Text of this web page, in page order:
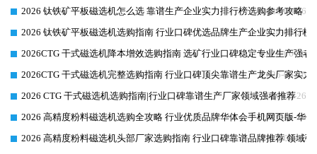
2026-06-26
2026 钛铁矿平板磁选机怎么选 靠谱生产企业实力排行榜选购参考攻略
2026-06-26
2026 钛铁矿平板磁选机选购指南 行业口碑优选品牌生产企业实力排行榜
2026-06-26
2026CTG 干式磁选机降本增效选购指南 选矿行业口碑稳定专业生产强者
2026-06-26
2026CTG 干式磁选机完整选购指南 行业口碑顶尖靠谱生产龙头厂家实力
2026-06-26
2026 CTG 干式磁选机选购指南|行业口碑靠谱生产厂家领域强者推荐
2026-06-26
2026 高精度粉料磁选机选购全攻略 行业优质品牌华体会手机网页版-华
2026-06-26
2026 高精度粉料磁选机头部厂家选购指南 行业口碑靠谱品牌推荐 领域